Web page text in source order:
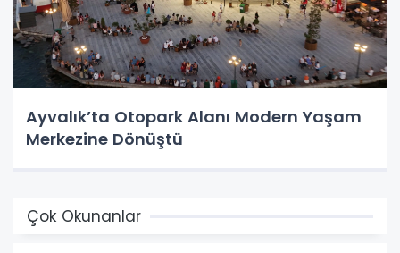
Ayvalık’ta Otopark Alanı Modern Yaşam
Merkezine Dönüştü
Çok Okunanlar